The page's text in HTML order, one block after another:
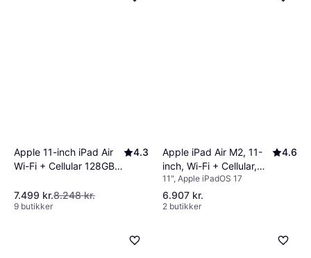
Apple 11-inch iPad Air
Wi-Fi + Cellular 128GB -
4.3
7.499 kr.8.248 kr.
9 butikker
Apple iPad Air M2, 11-
inch, Wi-Fi + Cellular,
128GB Blue
4.6
11", Apple iPadOS 17
6.907 kr.
2 butikker